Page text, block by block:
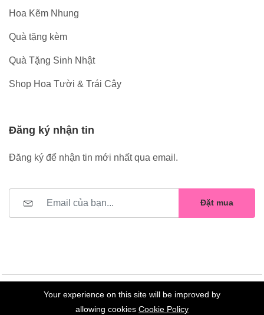
Hoa Kẽm Nhung
Quà tặng kèm
Quà Tặng Sinh Nhật
Shop Hoa Tười & Trái Cây
Đăng ký nhận tin
Đăng ký để nhận tin mới nhất qua email.
Đặt mua
©2023 Hoa Nelly . All Rights Reserved.
0
Your experience on this site will be improved by
allowing cookies Cookie Policy